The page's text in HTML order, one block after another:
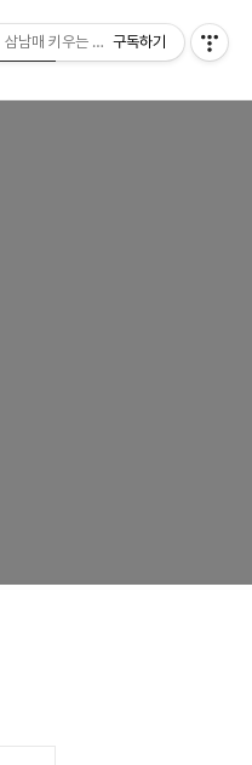
삼남매 키우는 육아맘이 전하는 육아정보
구독하기